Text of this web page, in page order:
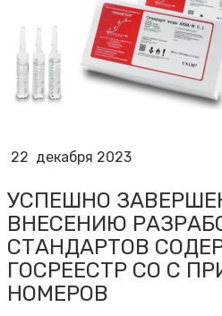
22 декабря 2023
УСПЕШНО
ВНЕСЕНИЮ
СТАНДАРТОВ
ГОСРЕЕСТР СО С
НОМЕРОВ